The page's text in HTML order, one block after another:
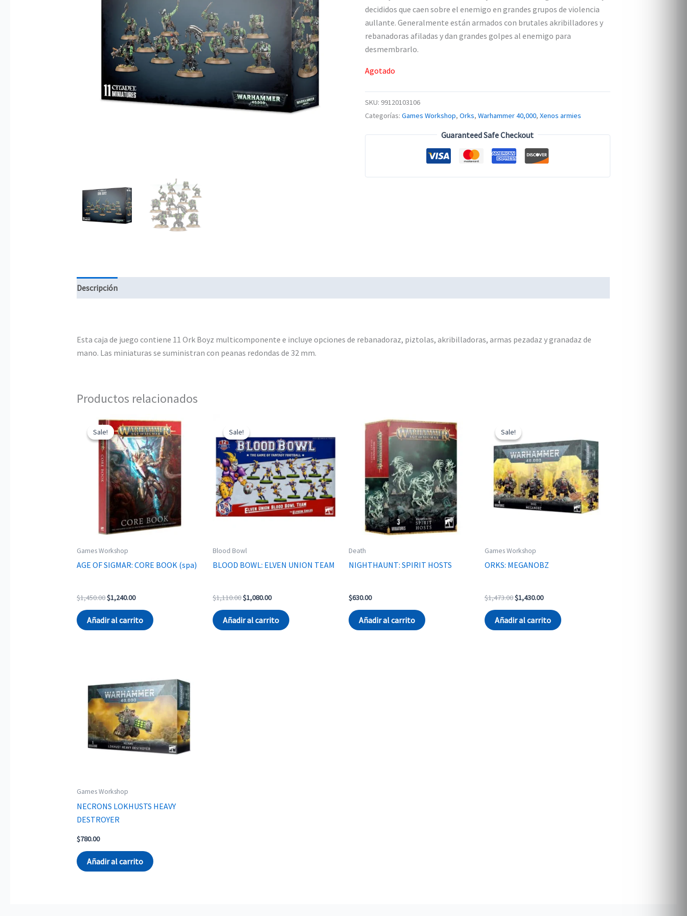
decididos que caen sobre el enemigo en grandes grupos de violencia
aullante. Generalmente están armados con brutales akribilladores y
rebanadoras afiladas y dan grandes golpes al enemigo para
desmembrarlo.
Agotado
SKU: 99120103106
Categorías: Games Workshop, Orks, Warhammer 40,000, Xenos armies
Guaranteed Safe Checkout
Descripción
Esta caja de juego contiene 11 Ork Boyz multicomponente e incluye opciones de rebanadoraz, piztolas, akribilladoras, armas pezadaz y granadaz de
mano. Las miniaturas se suministran con peanas redondas de 32 mm.
Productos relacionados
Sale!
Sale!
Games Workshop
AGE OF SIGMAR: CORE BOOK (spa)
$1,450.00Original
was:
$1,450.00.
$1,240.00Current
is:
$1,240.00.
Añadir al carrito
Sale!
Sale!
Blood Bowl
BLOOD BOWL: ELVEN UNION TEAM
$1,110.00Original
was:
$1,110.00.
$1,080.00Current
is:
$1,080.00.
Añadir al carrito
Death
NIGHTHAUNT: SPIRIT HOSTS
$630.00
Añadir al carrito
Sale!
Sale!
Games Workshop
ORKS: MEGANOBZ
$1,473.00Original
was:
$1,473.00.
$1,430.00Current
is:
$1,430.00.
Añadir al carrito
Games Workshop
NECRONS LOKHUSTS HEAVY
DESTROYER
$780.00
Añadir al carrito